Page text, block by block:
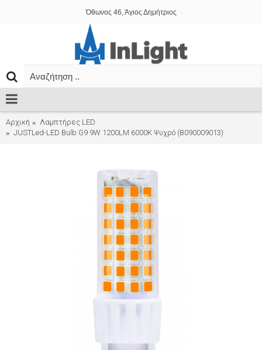
Όθωνος 46, Άγιος Δημήτριος
Αρχική
Λαμπτήρες LED
JUSTLed-LED Bulb G9 9W 1200LM 6000K Ψυχρό (B090009013)